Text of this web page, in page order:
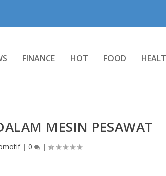
FINANCE HOT FOOD
MESIN PESAWAT
|0 |